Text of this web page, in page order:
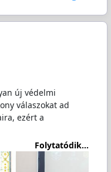
új védelmi
válaszokat ad
ezért a
Folytatódik...